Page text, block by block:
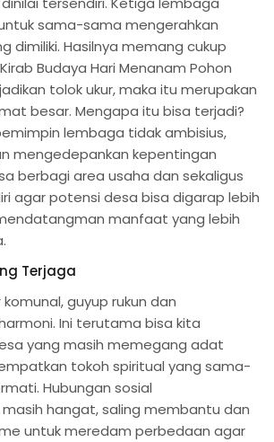
sama-sama mengerahkan
dimiliki. Hasilnya memang cukup
Budaya Hari Menanam Pohon
tolok ukur, maka itu merupakan
besar. Mengapa itu bisa terjadi?
lembaga tidak ambisius,
mengedepankan kepentingan
berbagi area usaha dan sekaligus
agar potensi desa bisa digarap lebih
manfaat yang lebih
Terjaga
guyup rukun dan
Ini terutama bisa kita
yang masih memegang adat
tokoh spiritual yang sama-
Hubungan sosial
hangat, saling membantu dan
untuk meredam perbedaan agar